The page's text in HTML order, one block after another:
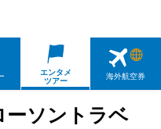
エンタメ
ツアー
海外航空券
ーソントラベ